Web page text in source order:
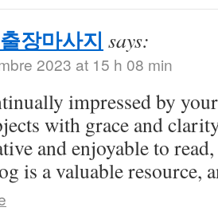
장마사지 says:
2023 at 15 h 08 min
impressed by
with grace and
and enjoyable to
is a valuable resource,